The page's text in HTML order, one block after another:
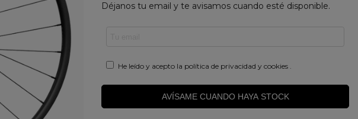
Déjanos tu email y te avisamos cuando esté disponible.
He leído y acepto la política de privacidad y cookies .
AVÍSAME CUANDO HAYA STOCK